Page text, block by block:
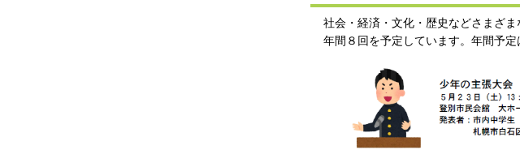
社会・経済・文化・歴史などさまざ
年間８回を予定しています。年間予定